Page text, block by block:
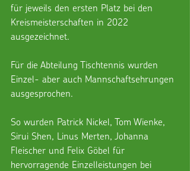
für jeweils den ersten Platz bei den
Kreismeisterschaften in 2022
ausgezeichnet.
Für die Abteilung Tischtennis wurden
Einzel- aber auch Mannschaftsehrungen
ausgesprochen.
So wurden Patrick Nickel, Tom Wienke,
Sirui Shen, Linus Merten, Johanna
Fleischer und Felix Göbel für
hervorragende Einzelleistungen bei